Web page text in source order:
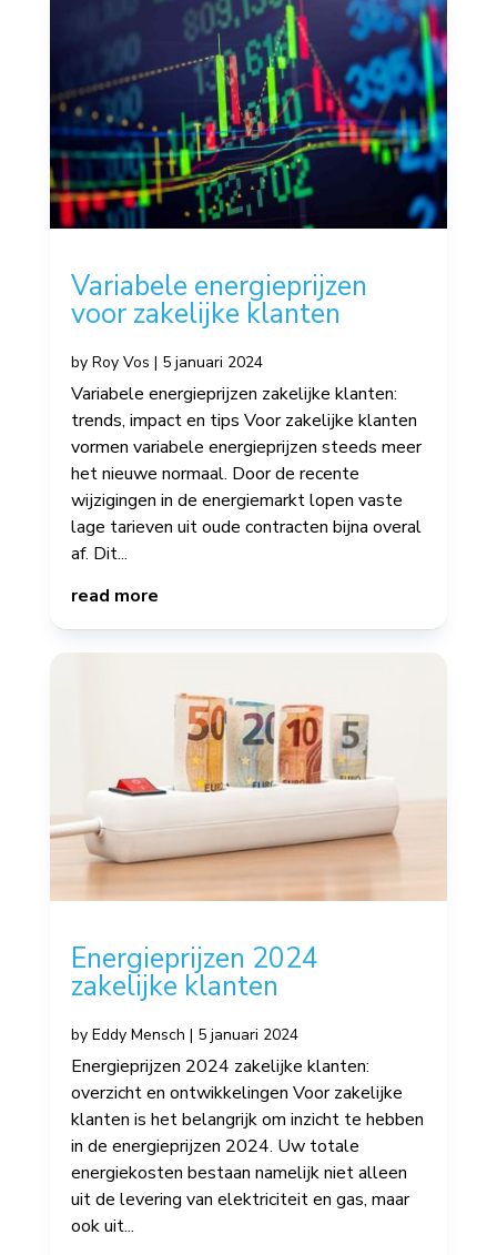
Variabele energieprijzen
voor zakelijke klanten
by Roy Vos | 5 januari 2024
Variabele energieprijzen zakelijke klanten:
trends, impact en tips Voor zakelijke klanten
vormen variabele energieprijzen steeds meer
het nieuwe normaal. Door de recente
wijzigingen in de energiemarkt lopen vaste
lage tarieven uit oude contracten bijna overal
af. Dit...
read more
Energieprijzen 2024
zakelijke klanten
by Eddy Mensch | 5 januari 2024
Energieprijzen 2024 zakelijke klanten:
overzicht en ontwikkelingen Voor zakelijke
klanten is het belangrijk om inzicht te hebben
in de energieprijzen 2024. Uw totale
energiekosten bestaan namelijk niet alleen
uit de levering van elektriciteit en gas, maar
ook uit...